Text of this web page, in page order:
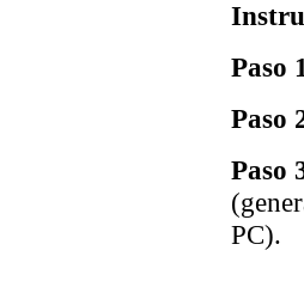
Paso
Paso
Paso
PC).